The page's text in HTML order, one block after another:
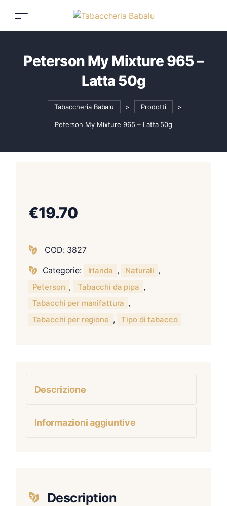
Peterson My Mixture 965 –
Latta 50g
Tabaccheria Babalu > Prodotti >
Peterson My Mixture 965 – Latta 50g
€19.70
COD: 3827
Categorie:
Irlanda , Naturali ,
Peterson , Tabacchi da pipa ,
Tabacchi per manifattura ,
Tabacchi per regione , Tipo di tabacco
Descrizione
Informazioni aggiuntive
Description